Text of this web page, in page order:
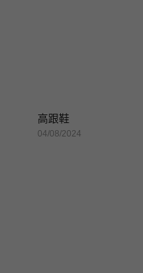
高跟鞋
04/08/2024